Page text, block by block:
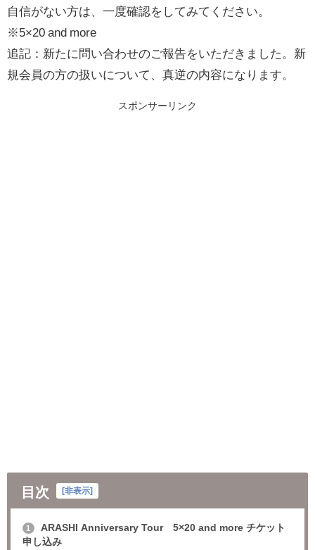
自信がない方は、一度確認をしてみてください。
※5×20 and more
追記：新たに問い合わせのご報告をいただきました。新
規会員の方の扱いについて、真逆の内容になります。
スポンサーリンク
目次 [非表示]
1
ARASHI Anniversary Tour 5×20 and more チケット
申し込み